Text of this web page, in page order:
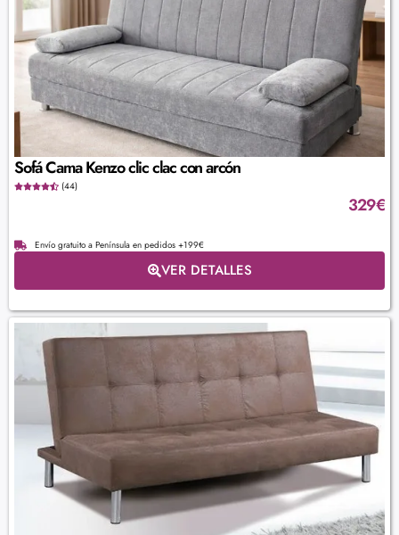
Sofá Cama Kenzo clic clac con arcón
(44)
329€
Envío gratuito a Península en pedidos +199€
VER DETALLES